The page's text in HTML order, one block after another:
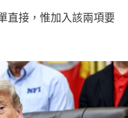
直接，惟加入該兩項要